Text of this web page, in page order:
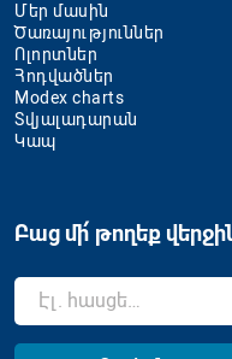
Մեր մասին
Ծառայություններ
Ոլորտներ
Հոդվածներ
Modex charts
Տվյալադարան
Կապ
Բաց մի՛ թողեք